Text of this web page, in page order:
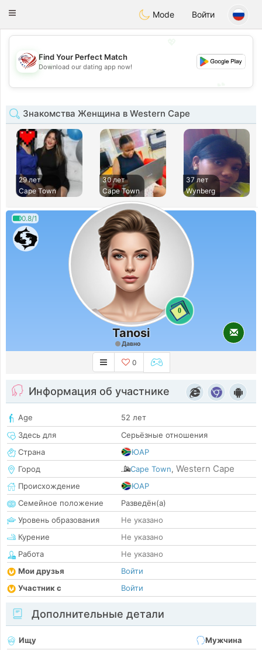
Dating
Toggle
Mode Войти
💖
💕
Find Your Perfect Match
Download our dating app now!
Знакомства Женщина в Western Cape
29 лет
Cape Town
30 лет
Cape Town
37 лет
Wynberg
0.8/1
0
Tanosi
Давно
0
Информация об участнике
Age
52 лет
Здесь для
Серьёзные отношения
Страна
ЮАР
Город
Cape Town, Western Cape
Происхождение
ЮАР
Семейное положение
Разведён(а)
Уровень образования
Не указано
Курение
Не указано
Работа
Не указано
Мои друзья
Войти
Участник с
Войти
Дополнительные детали
Ищу
Мужчина